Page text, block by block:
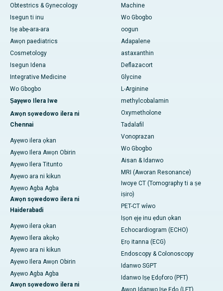
Obtestrics & Gynecology
Isegun ti inu
Iṣẹ abẹ-ara-ara
Awọn paediatrics
Cosmetology
Isegun Idena
Integrative Medicine
Wo Gbogbo
Ṣayẹwo Ilera Iwe
Awọn sọwedowo ilera ni
Chennai
Ayẹwo ilera ọkan
Ayẹwo Ilera Awọn Obirin
Ayẹwo Ilera Titunto
Ayẹwo ara ni kikun
Ayẹwo Agba Agba
Awọn sọwedowo ilera ni
Haiderabadi
Ayẹwo ilera ọkan
Ayẹwo Ilera akọkọ
Ayẹwo ara ni kikun
Ayẹwo Ilera Awọn Obirin
Ayẹwo Agba Agba
Awọn sọwedowo ilera ni
Machine
Wo Gbogbo
oogun
Adapalene
astaxanthin
Deflazacort
Glycine
L-Arginine
methylcobalamin
Oxymetholone
Tadalafil
Vonoprazan
Wo Gbogbo
Aisan & Idanwo
MRI (Aworan Resonance)
Iwoye CT (Tomography ti a ṣe
iṣiro)
PET-CT wíwo
Iṣọn ẹjẹ inu ẹdun ọkan
Echocardiogram (ECHO)
Ẹrọ itanna (ECG)
Endoscopy & Colonoscopy
Idanwo SGPT
Idanwo Iṣẹ Ẹdọforo (PFT)